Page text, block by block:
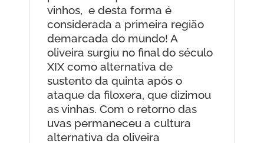
vinhos, e desta forma é
considerada a primeira região
demarcada do mundo! A
oliveira surgiu no final do século
XIX como alternativa de
sustento da quinta após o
ataque da filoxera, que dizimou
as vinhas. Com o retorno das
uvas permaneceu a cultura
alternativa da oliveira